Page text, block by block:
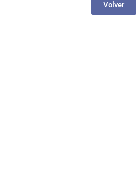
Volver